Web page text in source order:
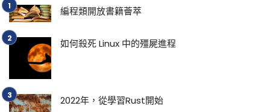
編程類開放書籍薈萃
如何殺死 Linux 中的殭屍進程
2022年，從學習Rust開始